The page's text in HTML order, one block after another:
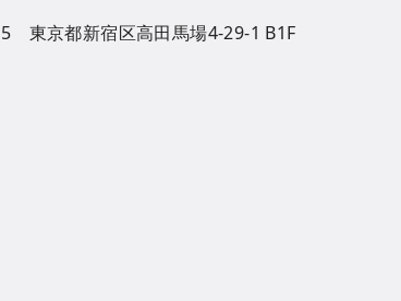
東京都新宿区高田馬場4-29-1 B1F